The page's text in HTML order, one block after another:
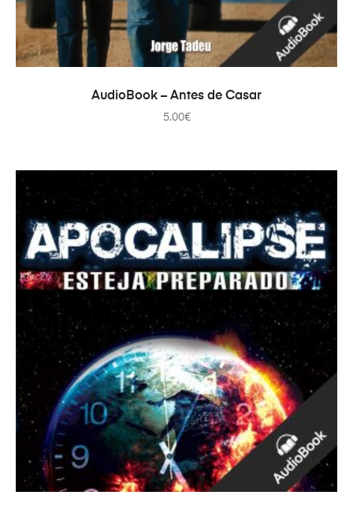
PRIDAŤ DO KOŠÍKA
AudioBook – Antes de Casar
5.00€